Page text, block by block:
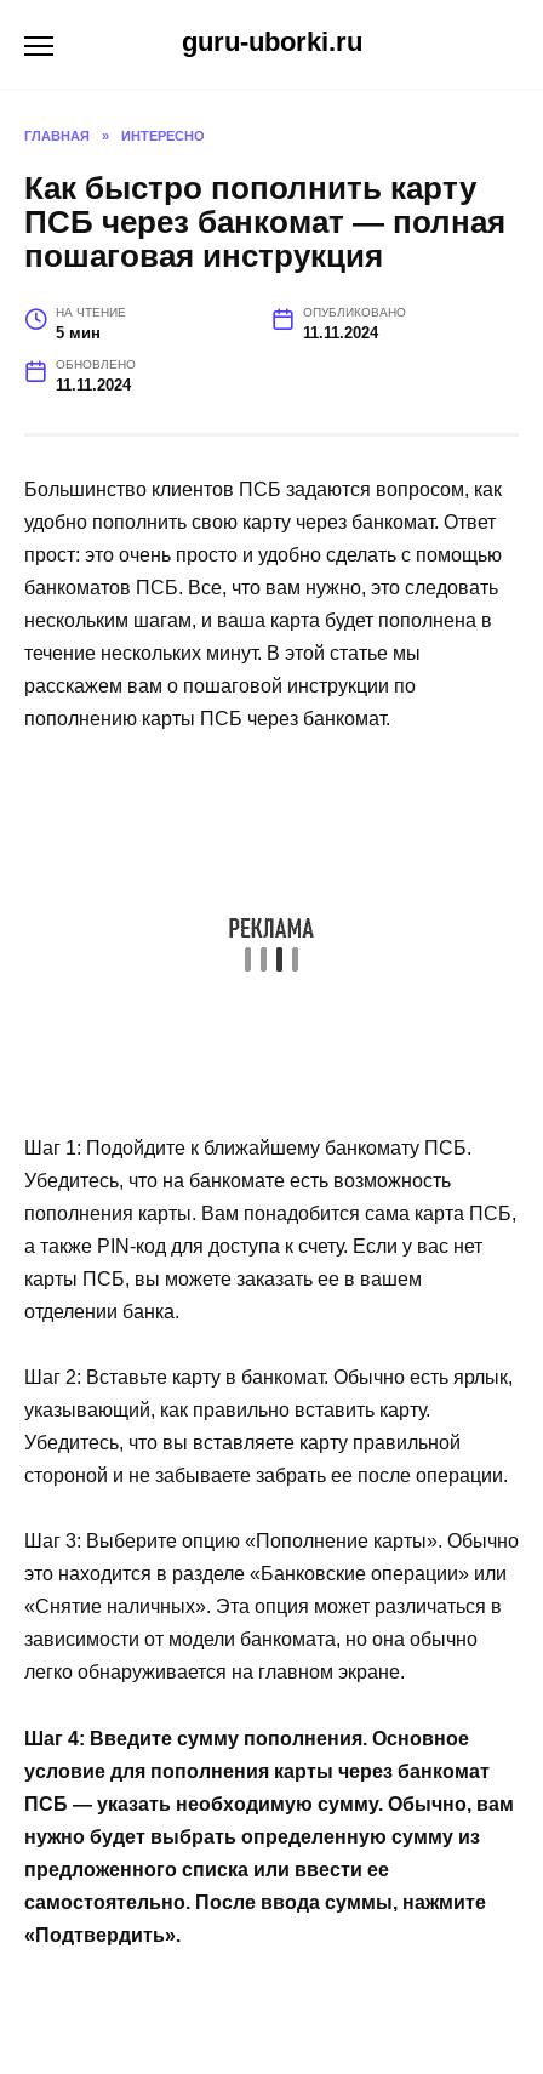
guru-uborki.ru
ГЛАВНАЯ » ИНТЕРЕСНО
Как быстро пополнить карту
ПСБ через банкомат — полная
пошаговая инструкция
НА ЧТЕНИЕ
5 мин
ОПУБЛИКОВАНО
11.11.2024
ОБНОВЛЕНО
11.11.2024
Большинство клиентов ПСБ задаются вопросом, как
удобно пополнить свою карту через банкомат. Ответ
прост: это очень просто и удобно сделать с помощью
банкоматов ПСБ. Все, что вам нужно, это следовать
нескольким шагам, и ваша карта будет пополнена в
течение нескольких минут. В этой статье мы
расскажем вам о пошаговой инструкции по
пополнению карты ПСБ через банкомат.
Шаг 1: Подойдите к ближайшему банкомату ПСБ.
Убедитесь, что на банкомате есть возможность
пополнения карты. Вам понадобится сама карта ПСБ,
а также PIN-код для доступа к счету. Если у вас нет
карты ПСБ, вы можете заказать ее в вашем
отделении банка.
Шаг 2: Вставьте карту в банкомат. Обычно есть ярлык,
указывающий, как правильно вставить карту.
Убедитесь, что вы вставляете карту правильной
стороной и не забываете забрать ее после операции.
Шаг 3: Выберите опцию «Пополнение карты». Обычно
это находится в разделе «Банковские операции» или
«Снятие наличных». Эта опция может различаться в
зависимости от модели банкомата, но она обычно
легко обнаруживается на главном экране.
Шаг 4: Введите сумму пополнения. Основное
условие для пополнения карты через банкомат
ПСБ — указать необходимую сумму. Обычно, вам
нужно будет выбрать определенную сумму из
предложенного списка или ввести ее
самостоятельно. После ввода суммы, нажмите
«Подтвердить».